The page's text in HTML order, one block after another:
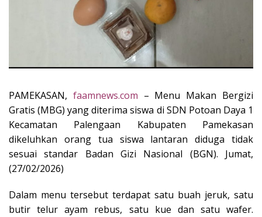
PAMEKASAN, faamnews.com – Menu Makan Bergizi
Gratis (MBG) yang diterima siswa di SDN Potoan Daya 1
Kecamatan Palengaan Kabupaten Pamekasan
dikeluhkan orang tua siswa lantaran diduga tidak
sesuai standar Badan Gizi Nasional (BGN). Jumat,
(27/02/2026)
Dalam menu tersebut terdapat satu buah jeruk, satu
butir telur ayam rebus, satu kue dan satu wafer.